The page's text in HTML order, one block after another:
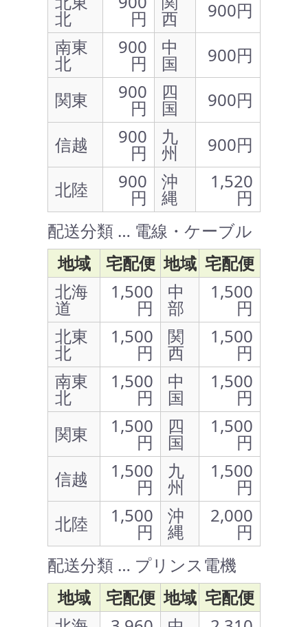
北 円 西
900円
南東
北
900
円
中
国
900円
関東
900
円
四
国
900円
信越
900
円
九
州
900円
北陸
900
円
沖
縄
1,520
円
配送分類 … 電線・ケーブル
地域
宅配便 地域 宅配便
北海
道
1,500
円
中
部
1,500
円
北東
北
1,500
円
関
西
1,500
円
南東
北
1,500
円
中
国
1,500
円
関東
1,500
円
四
国
1,500
円
信越
1,500
円
九
州
1,500
円
北陸
1,500
円
沖
縄
2,000
円
配送分類 … プリンス電機
地域
宅配便 地域 宅配便